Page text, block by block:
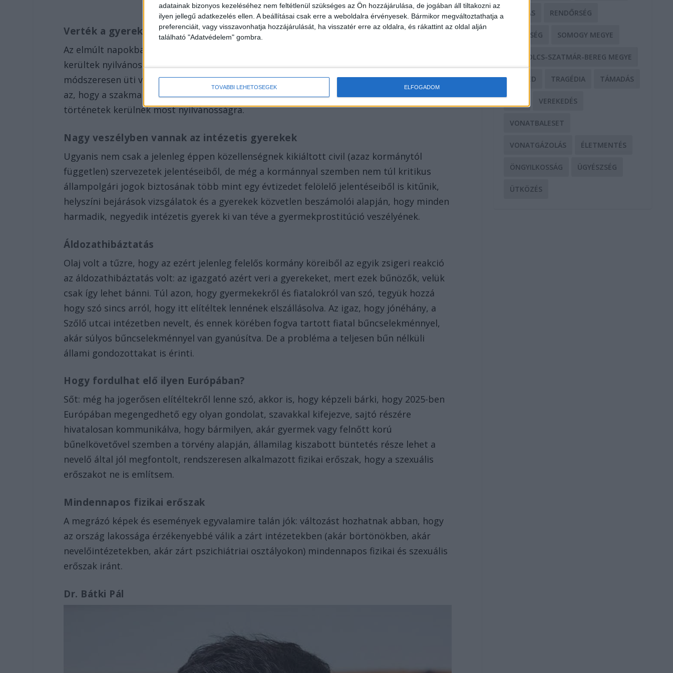
adatainak bizonyos kezeléséhez nem feltétlenül szükséges az Ön hozzájárulása, de jogában áll tiltakozni az
ilyen jellegű adatkezelés ellen. A beállításai csak erre a weboldalra érvényesek. Bármikor megváltoztathatja a
preferenciáit, vagy visszavonhatja hozzájárulását, ha visszatér erre az oldalra, és rákattint az oldal alján
található "Adatvédelem" gombra.
TOVÁBBI LEHETŐSÉGEK ELFOGADOM
Verték a gyerekeket
Az elmúlt napokban újra hihetetlen fordulatok történtek, hihetetlen erejű felvételek
kerültek nyilvánosságra amin az őt követő igazgató, Kovács-Buna Károly láthatóan
módszeresen üti veri a neki teljesen kiszolgáltatott intézetis gyereket. Sajnos az igazság
az, hogy a szakmabeliek, jogászok és jogvédők által régóta ismert jelenségek és
történetek kerülnek most nyilvánosságra.
Nagy veszélyben vannak az intézetis gyerekek
Ugyanis nem csak a jelenleg éppen közellenségnek kikiáltott civil (azaz kormánytól
független) szervezetek jelentéseiből, de még a kormánnyal szemben nem túl kritikus
állampolgári jogok biztosának több mint egy évtizedet felölelő jelentéseiből is kitűnik,
helyszíni bejárások vizsgálatok és a gyerekek közvetlen beszámolói alapján, hogy minden
harmadik, negyedik intézetis gyerek ki van téve a gyermekprostitúció veszélyének.
Áldozathibáztatás
Olaj volt a tűzre, hogy az ezért jelenleg felelős kormány köreiből az egyik zsigeri reakció
az áldozathibáztatás volt: az igazgató azért veri a gyerekeket, mert ezek bűnözők, velük
csak így lehet bánni. Túl azon, hogy gyermekekről és fiatalokról van szó, tegyük hozzá
hogy szó sincs arról, hogy itt elítéltek lennének elszállásolva. Az igaz, hogy jónéhány, a
Szőlő utcai intézetben nevelt, és ennek körében fogva tartott fiatal bűncselekménnyel,
akár súlyos bűncselekménnyel van gyanúsítva. De a probléma a teljesen bűn nélküli
állami gondozottakat is érinti.
Hogy fordulhat elő ilyen Európában?
Sőt: még ha jogerősen elítéltekről lenne szó, akkor is, hogy képzeli bárki, hogy 2025-ben
Európában megengedhető egy olyan gondolat, szavakkal kifejezve, sajtó részére
hivatalosan kommunikálva, hogy bármilyen, akár gyermek vagy felnőtt korú
bűnelkövetővel szemben a törvény alapján, államilag kiszabott büntetés része lehet a
nevelő által jól megfontolt, rendszeresen alkalmazott fizikai erőszak, hogy a szexuális
erőszakot ne is említsem.
Mindennapos fizikai erőszak
A megrázó képek és események egyvalamire talán jók: változást hozhatnak abban, hogy
az ország lakossága érzékenyebbé válik a zárt intézetekben (akár börtönökben, akár
nevelőintézetekben, akár zárt pszichiátriai osztályokon) mindennapos fizikai és szexuális
erőszak iránt.
Dr. Bátki Pál
RABLÁS RENDŐRSÉG
SEGÍTSÉG SOMOGY MEGYE
SZABOLCS-SZATMÁR-BEREG MEGYE
SZEGED TRAGÉDIA TÁMADÁS
VEREKEDÉS
VONATBALESET
VONATGÁZOLÁS ÉLETMENTÉS
ÖNGYILKOSSÁG ÜGYÉSZSÉG
ÜTKÖZÉS